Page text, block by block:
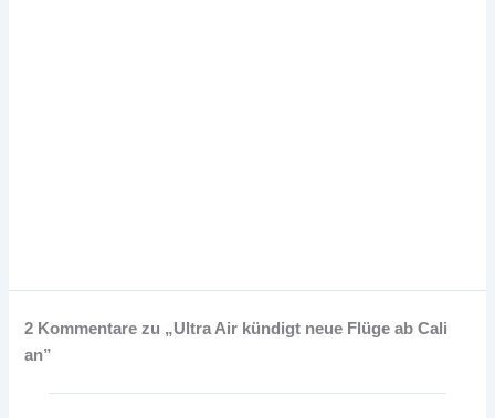
2 Kommentare zu „Ultra Air kündigt neue Flüge ab Cali
an”